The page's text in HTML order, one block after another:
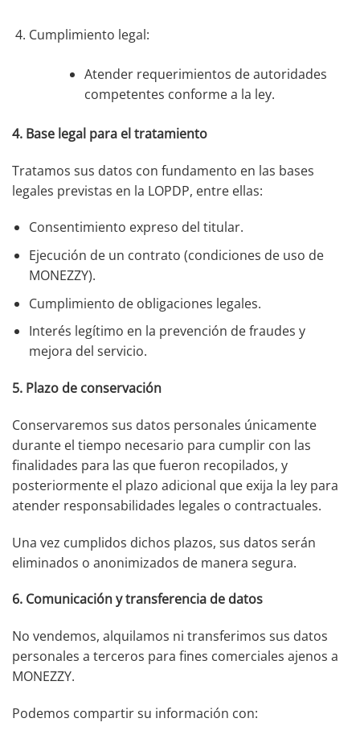
Cumplimiento legal:
Atender requerimientos de autoridades
competentes conforme a la ley.
4. Base legal para el tratamiento
Tratamos sus datos con fundamento en las bases
legales previstas en la LOPDP, entre ellas:
Consentimiento expreso del titular.
Ejecución de un contrato (condiciones de uso de
MONEZZY).
Cumplimiento de obligaciones legales.
Interés legítimo en la prevención de fraudes y
mejora del servicio.
5. Plazo de conservación
Conservaremos sus datos personales únicamente
durante el tiempo necesario para cumplir con las
finalidades para las que fueron recopilados, y
posteriormente el plazo adicional que exija la ley para
atender responsabilidades legales o contractuales.
Una vez cumplidos dichos plazos, sus datos serán
eliminados o anonimizados de manera segura.
6. Comunicación y transferencia de datos
No vendemos, alquilamos ni transferimos sus datos
personales a terceros para fines comerciales ajenos a
MONEZZY.
Podemos compartir su información con: